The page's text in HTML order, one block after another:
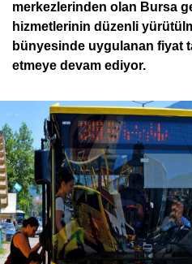
merkezlerinden olan Bursa
hizmetlerinin düzenli
bünyesinde uygulanan fiyat
etmeye devam ediyor.